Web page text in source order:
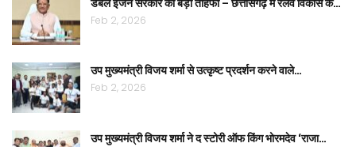
Feb 2, 2026
उप मुख्यमंत्री विजय शर्मा से उत्कृष्ट प्रदर्शन करने वाले…
Feb 2, 2026
उप मुख्यमंत्री विजय शर्मा ने द स्टोरी ऑफ किंग भोरमदेव ‘राजा…